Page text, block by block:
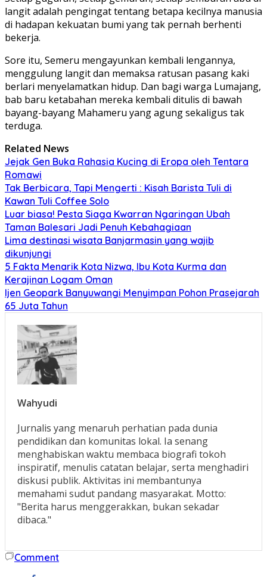
langit adalah pengingat tentang betapa kecilnya manusia
di hadapan kekuatan bumi yang tak pernah berhenti
bekerja.
Sore itu, Semeru mengayunkan kembali lengannya,
menggulung langit dan memaksa ratusan pasang kaki
berlari menyelamatkan hidup. Dan bagi warga Lumajang,
bab baru ketabahan mereka kembali ditulis di bawah
bayang-bayang Mahameru yang agung sekaligus tak
terduga.
Related News
Jejak Gen Buka Rahasia Kucing di Eropa oleh Tentara
Romawi
Tak Berbicara, Tapi Mengerti : Kisah Barista Tuli di
Kawan Tuli Coffee Solo
Luar biasa! Pesta Siaga Kwarran Ngaringan Ubah
Taman Balesari Jadi Penuh Kebahagiaan
Lima destinasi wisata Banjarmasin yang wajib
dikunjungi
5 Fakta Menarik Kota Nizwa, Ibu Kota Kurma dan
Kerajinan Logam Oman
Ijen Geopark Banyuwangi Menyimpan Pohon Prasejarah
65 Juta Tahun
Wahyudi
Jurnalis yang menaruh perhatian pada dunia
pendidikan dan komunitas lokal. Ia senang
menghabiskan waktu membaca biografi tokoh
inspiratif, menulis catatan belajar, serta menghadiri
diskusi publik. Aktivitas ini membantunya
memahami sudut pandang masyarakat. Motto:
"Berita harus menggerakkan, bukan sekadar
dibaca."
Comment